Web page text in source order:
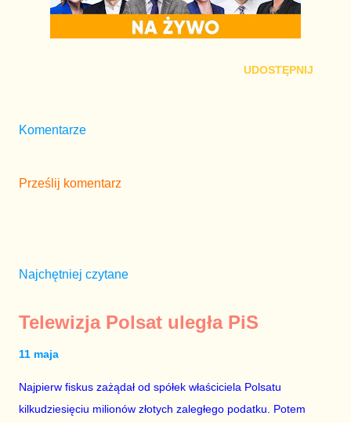
UDOSTĘPNIJ
Komentarze
Prześlij komentarz
Najchętniej czytane
Telewizja Polsat uległa PiS
11 maja
Najpierw fiskus zażądał od spółek właściciela Polsatu
kilkudziesięciu milionów złotych zaległego podatku. Potem